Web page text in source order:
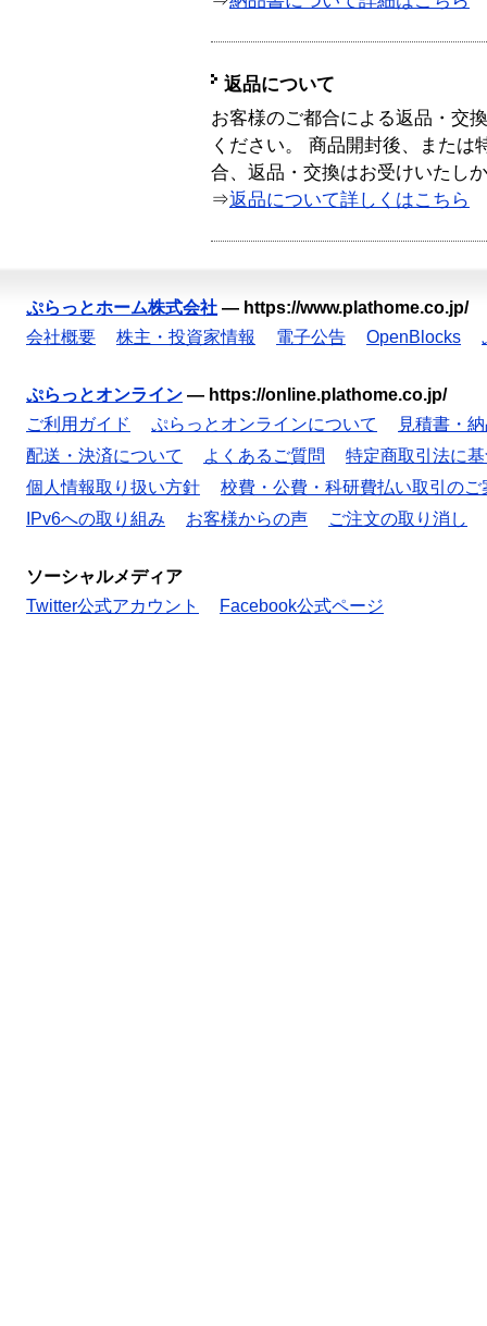
返品について
お客様のご都合による返品・交
ください。 商品開封後、または
合、返品・交換はお受けいたし
⇒返品について詳しくはこちら
ぷらっとホーム株式会社 — https://www.plathome.co.jp/
会社概要
株主・投資家情報 電子公告 OpenBlocks
ぷらっとオンライン — https://online.plathome.co.jp/
ご利用ガイド
ぷらっとオンラインについて
見積書・
配送・決済について
よくあるご質問
特定商取引法に
個人情報取り扱い方針
校費・公費・科研費払い取引のご
IPv6への取り組み
お客様からの声 ご注文の取り消し
ソーシャルメディア
Twitter公式アカウント
Facebook公式ページ